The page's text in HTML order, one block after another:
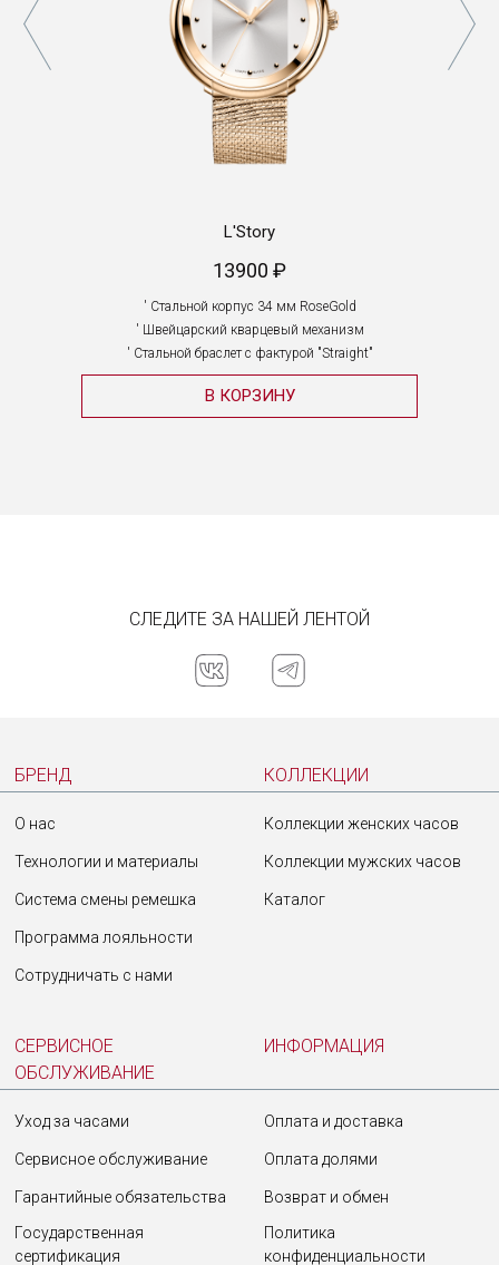
L'Story
13900 ₽
Стальной корпус 34 мм RoseGold
Швейцарский кварцевый механизм
Стальной браслет с фактурой "Straight"
В КОРЗИНУ
СЛЕДИТЕ ЗА НАШЕЙ ЛЕНТОЙ
БРЕНД КОЛЛЕКЦИИ
О нас
Технологии и материалы
Система смены ремешка
Программа лояльности
Сотрудничать с нами
Коллекции женских часов
Коллекции мужских часов
Каталог
СЕРВИСНОЕ
ОБСЛУЖИВАНИЕ
ИНФОРМАЦИЯ
Уход за часами
Сервисное обслуживание
Гарантийные обязательства
Государственная
сертификация
Оплата и доставка
Оплата долями
Возврат и обмен
Политика
конфиденциальности